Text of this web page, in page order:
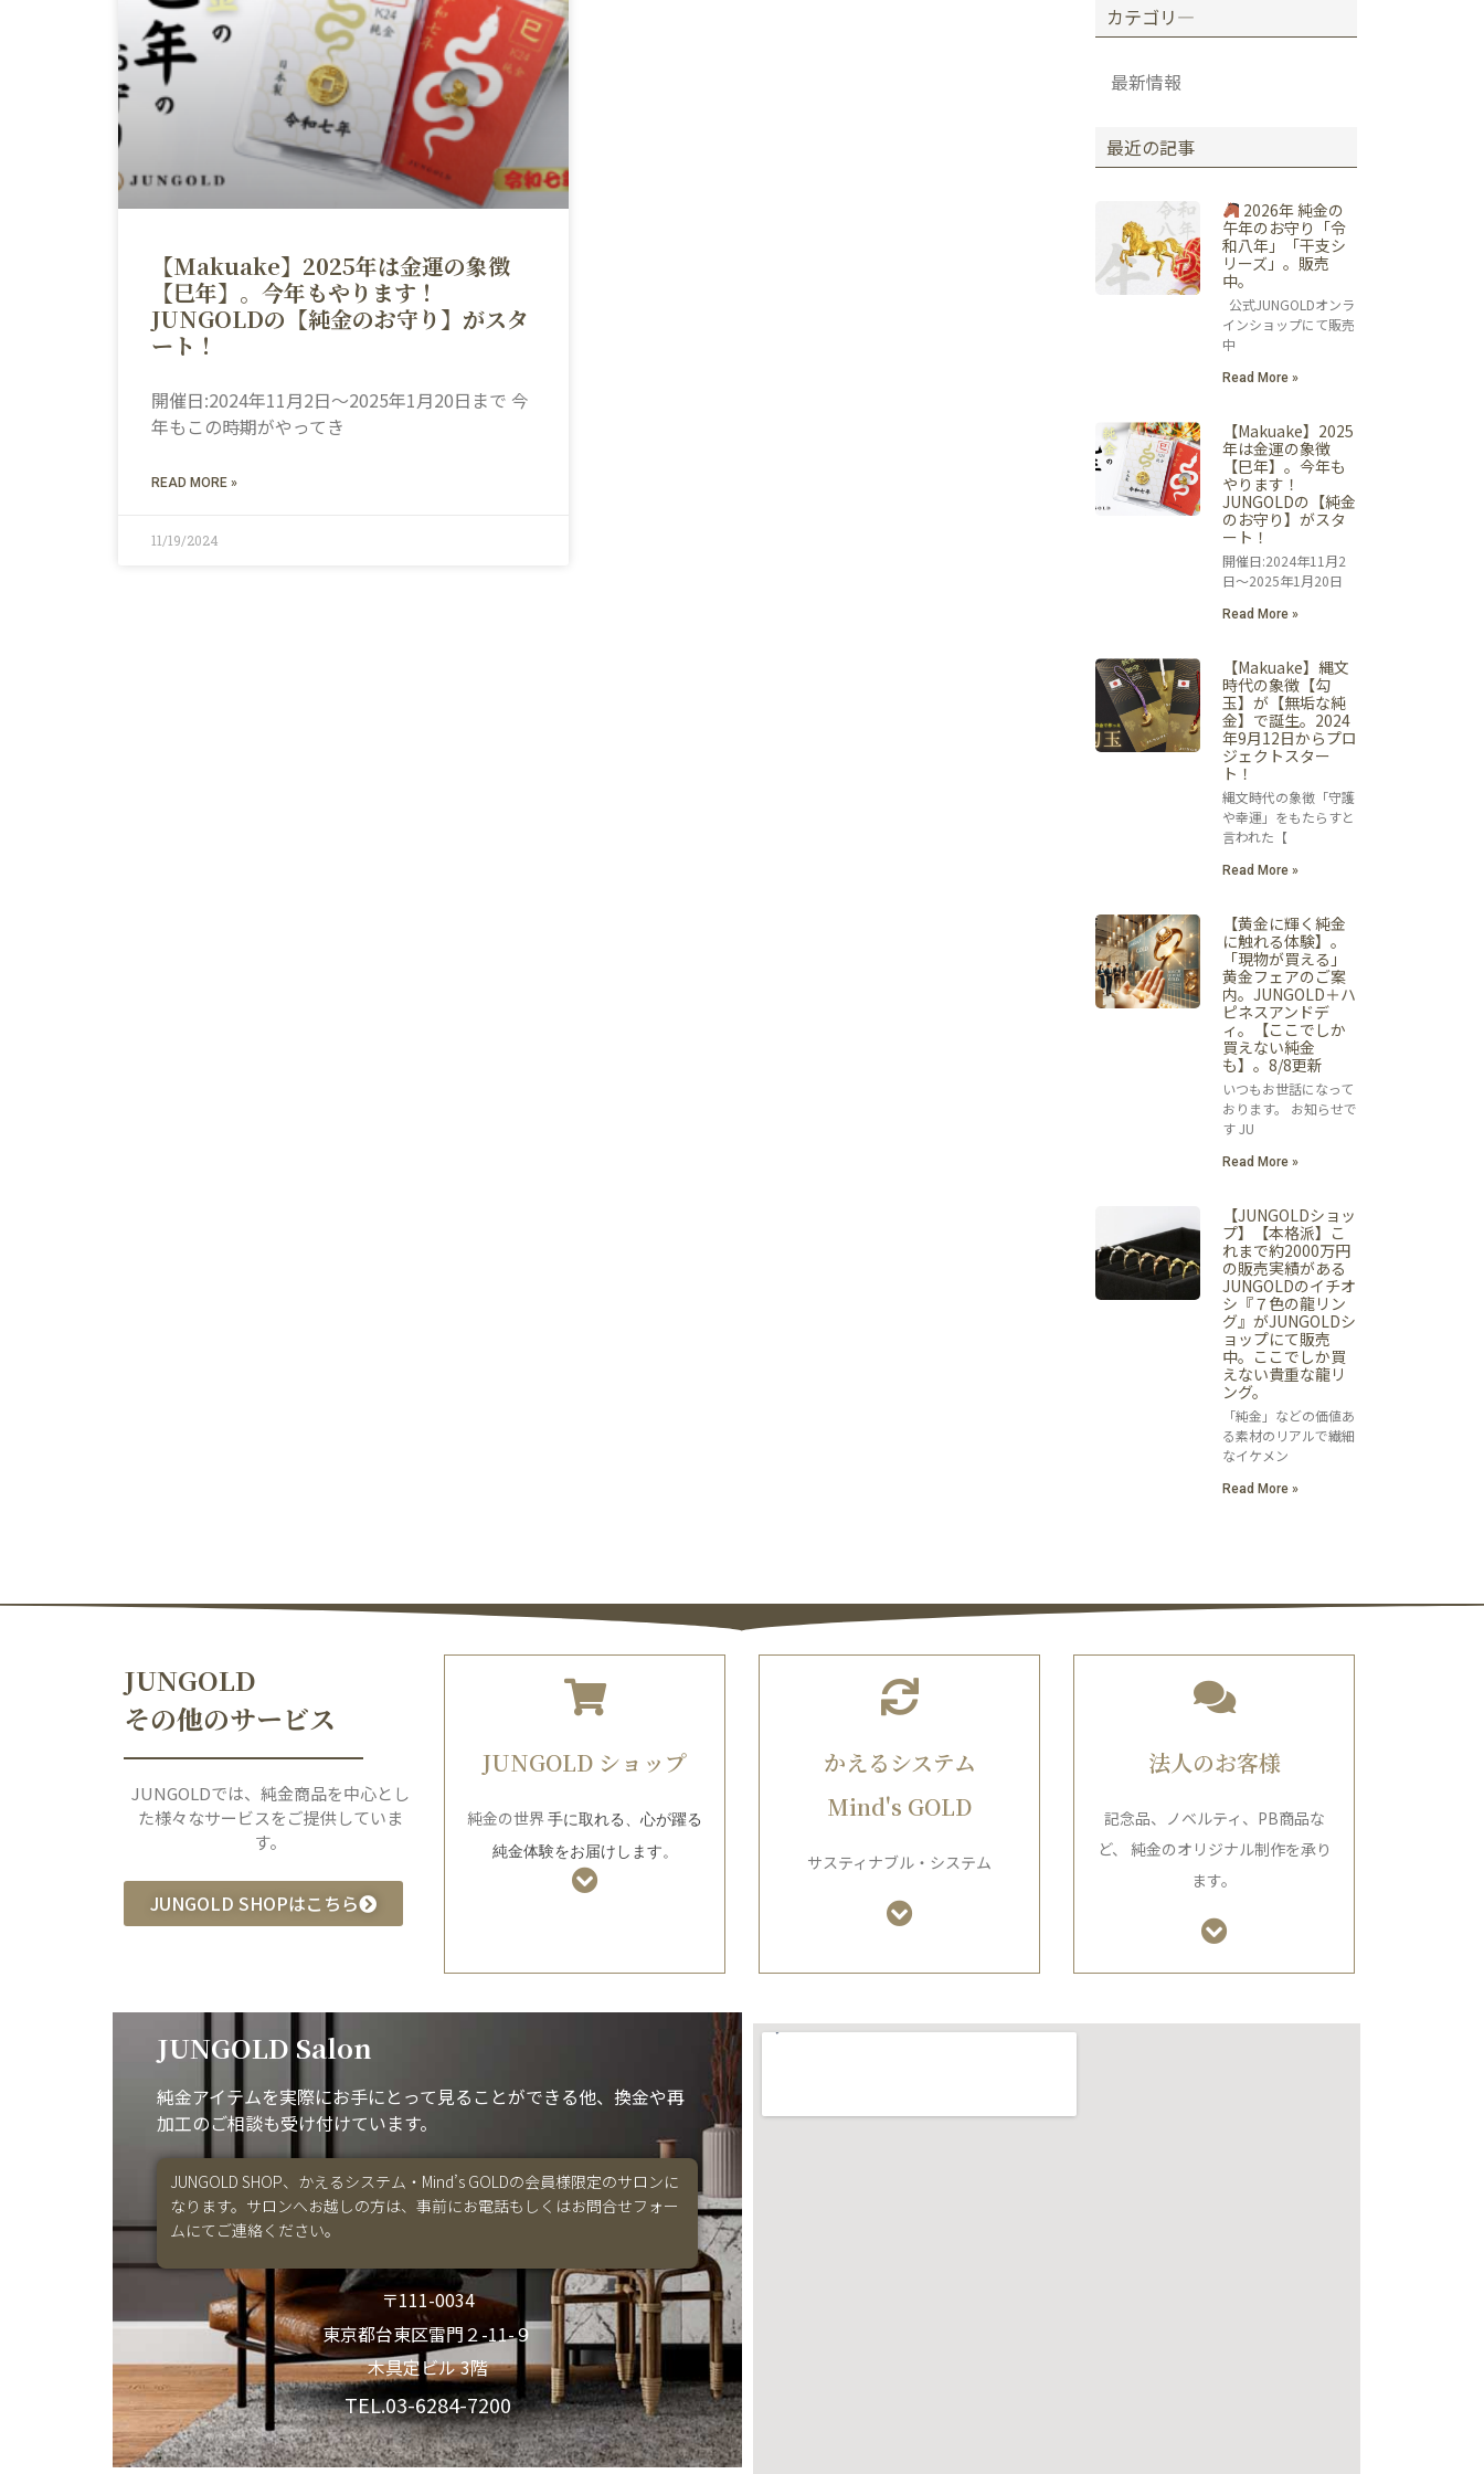
【Makuake】2025年は金運の象徴
【巳年】。今年もやります！
JUNGOLDの【純金のお守り】がスタ
ート！
開催日:2024年11月2日～2025年1月20日まで 今
年もこの時期がやってき
READ MORE »
11/19/2024
カテゴリ―
最新情報
最近の記事
2026年 純金の
午年のお守り「令
和八年」「干支シ
リーズ」。販売
中。
公式JUNGOLDオンラ
インショップにて販売
中
Read More »
【Makuake】2025
年は金運の象徴
【巳年】。今年も
やります！
JUNGOLDの【純金
のお守り】がスタ
ート！
開催日:2024年11月2
日～2025年1月20日
Read More »
【Makuake】縄文
時代の象徴【勾
玉】が【無垢な純
金】で誕生。2024
年9月12日からプロ
ジェクトスター
ト！
縄文時代の象徴「守護
や幸運」をもたらすと
言われた【
Read More »
【黄金に輝く純金
に触れる体験】。
「現物が買える」
黄金フェアのご案
内。JUNGOLD＋ハ
ピネスアンドデ
ィ。【ここでしか
買えない純金
も】。8/8更新
いつもお世話になって
おります。 お知らせで
す JU
Read More »
【JUNGOLDショッ
プ】【本格派】こ
れまで約2000万円
の販売実績がある
JUNGOLDのイチオ
シ『７色の龍リン
グ』がJUNGOLDシ
ョップにて販売
中。ここでしか買
えない貴重な龍リ
ング。
「純金」などの価値あ
る素材のリアルで繊細
なイケメン
Read More »
JUNGOLD
その他のサービス
JUNGOLDでは、純金商品を中心とし
た様々なサービスをご提供していま
す。
JUNGOLD SHOPはこちら
JUNGOLD ショップ
純金の世界手に取れる、心が躍る
純金体験をお届けします。
かえるシステム
Mind's GOLD
サスティナブル・システム
法人のお客様
記念品、ノベルティ、PB商品な
ど、 純金のオリジナル制作を承り
ます。
JUNGOLD Salon
純金アイテムを実際にお手にとって見ることができる他、換金や再
加工のご相談も受け付けています。
JUNGOLD SHOP、かえるシステム・Mind’s GOLDの会員様限定のサロンに
なります。サロンへお越しの方は、事前にお電話もしくはお問合せフォー
ムにてご連絡ください。
〒111-0034
東京都台東区雷門２-11-９
木具定ビル 3階
TEL.03-6284-7200